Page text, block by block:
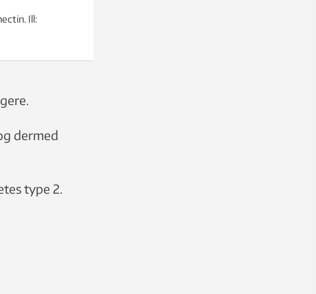
Ill:
dermed
type 2.